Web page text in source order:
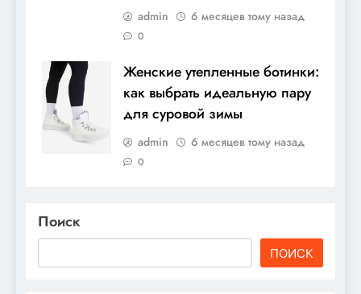
admin 6 месяцев тому назад
0
Женские утепленные ботинки:
как выбрать идеальную пару
для суровой зимы
admin 6 месяцев тому назад
0
Поиск
ПОИСК